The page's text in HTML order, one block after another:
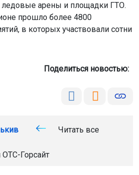
ледовые арены и площадки ГТО.
прошло более 4800
в которых участвовали сотни
Поделиться новостью:
Читать все
ОТС-Горсайт